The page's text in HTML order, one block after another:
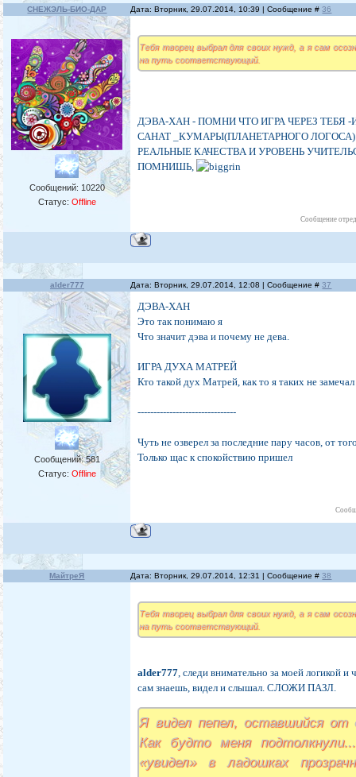
СНЕЖЭЛЬ-БИО-ДАР Дата: Вторник, 29.07.2014, 10:39 | Сообщение #36
Сообщений: 10220
Статус: Offline
Тебя творец выбрал для своих нужд, а я сам
на путь соответствующий.
ДЭВА-ХАН - ПОМНИ ЧТО ИГРА ЧЕРЕЗ ТЕБЯ
САНАТ _КУМАРЫ(ПЛАНЕТАРНОГО
РЕАЛЬНЫЕ КАЧЕСТВА И УРОВЕНЬ
ПОМНИШЬ,
Сообщение
alder777 Дата: Вторник, 29.07.2014, 12:08 | Сообщение #37
Сообщений:581
Статус: Offline
ДЭВА-ХАН
Это так понимаю я
Что значит дэва и почему не дева.
ИГРА ДУХА МАТРЕЙ
Кто такой дух Матрей, как то я таких не замечал
-------------------------------
Чуть не озверел за последние пару часов, от
Только щас к спокойствию пришел
МайтреЯ Дата: Вторник, 29.07.2014, 12:31 | Сообщение #38
Тебя творец выбрал для своих нужд, а я сам
на путь соответствующий.
alder777, следи внимательно за моей логикой
сам знаешь, видел и слышал. СЛОЖИ ПАЗЛ.
Я видел пепел, оставшийся
Как будто меня
«увидел» в ладошках